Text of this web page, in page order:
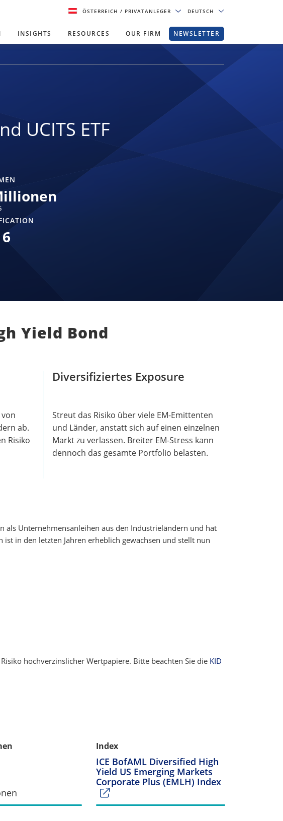
ÖSTERREICH/ PRIVATANLEGER DEUTSCH
INSIGHTS RESOURCES OUR FIRM NEWSLETTER
UCITS ETF
Yield Bond
ab.
Risiko
Diversifiziertes Exposure
Streut das Risiko über viele EM-Emittenten
und Länder, anstatt sich auf einen einzelnen
Markt zu verlassen. Breiter EM-Stress kann
dennoch das gesamte Portfolio belasten.
als Unternehmensanleihen aus den Industrieländern und hat
in den letzten Jahren erheblich gewachsen und stellt nun
hochverzinslicher Wertpapiere. Bitte beachten Sie die KID
Index
ICE BofAML Diversified High
Yield US Emerging Markets
Corporate Plus (EMLH) Index